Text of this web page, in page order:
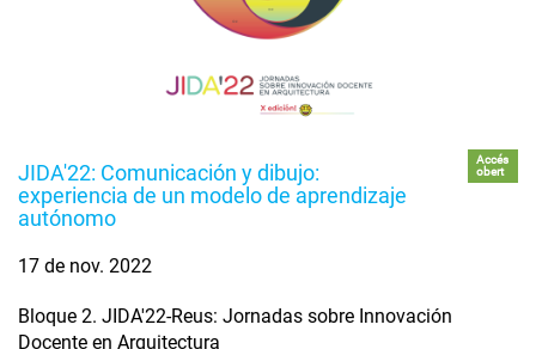
JIDA'22: Comunicación y dibujo:
experiencia de un modelo de aprendizaje
autónomo
Accés
obert
17 de nov. 2022
Bloque 2. JIDA'22-Reus: Jornadas sobre Innovación
Docente en Arquitectura